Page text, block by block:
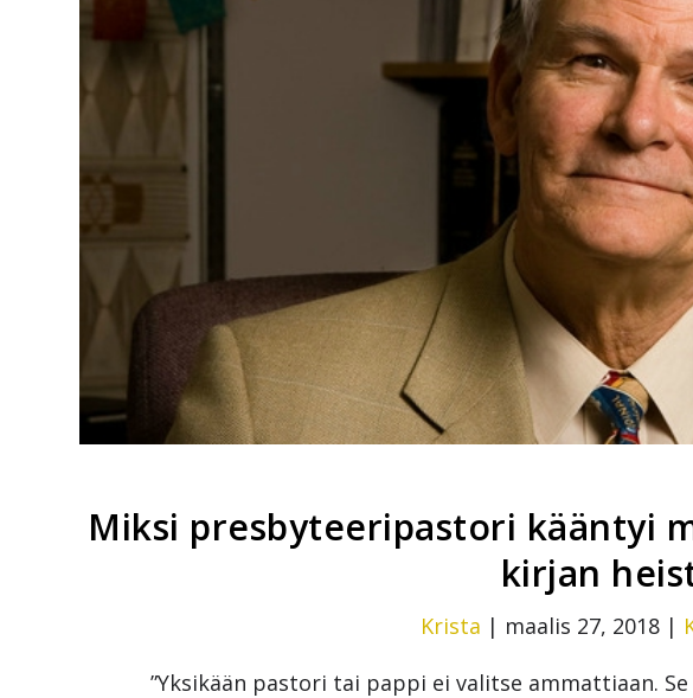
Miksi presbyteeripastori kääntyi
kirjan
Krista | maalis 27, 2018 |
”Yksikään pastori tai pappi ei valitse ammattiaan.